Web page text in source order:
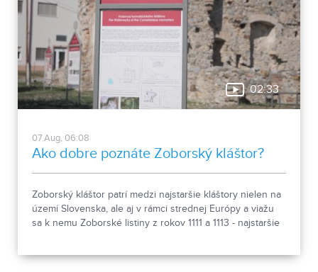
02:33
07.Aug, 06:08
Ako dobre poznáte Zoborský kláštor?
Zoborský kláštor patrí medzi najstaršie kláštory nielen na
území Slovenska, ale aj v rámci strednej Európy a viažu
sa k nemu Zoborské listiny z rokov 1111 a 1113 - najstaršie